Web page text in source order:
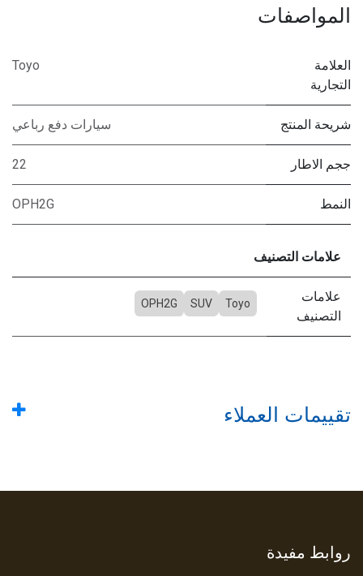
المواصفات
العلامة
التجارية
Toyo
شريحة المنتج سيارات دفع رباعي
ججم الاطار 22
النمط OPH2G
علامات التصنيف
علامات
التصنيف
Toyo
SUV
OPH2G
تقييمات العملاء
روابط مفيدة